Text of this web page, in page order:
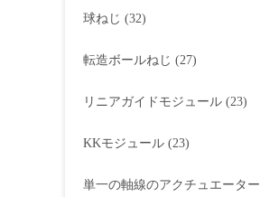
球ねじ (32)
転造ボールねじ (27)
リニアガイドモジュール (23)
KKモジュール (23)
単一の軸線のアクチュエーター